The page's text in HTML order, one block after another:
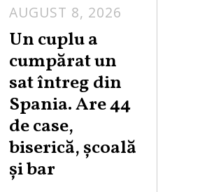
AUGUST 8, 2026
Un cuplu a
cumpărat un
sat întreg din
Spania. Are 44
de case,
biserică, școală
și bar